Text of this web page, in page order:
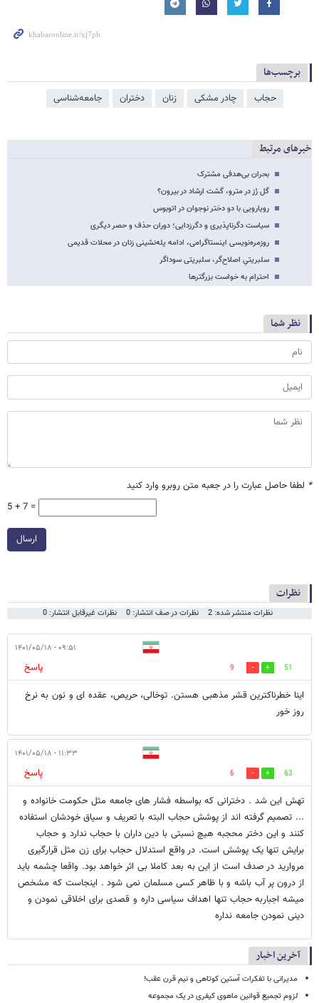
برچسب‌ها
حجاب چادر مشکی زنان دختران جامعه‌شناسی
خبرهای مرتبط
بحران بی‌هدفی مشترک
گل رُز در مترو، گشت ارشاد در بیرون؟
رویارویی با دو دختر نوجوان در اتوبوس
سیاست دگرناپذیری و دگرزدایی؛ دوران حذف و حصر دیگری
روزمره‌نویسی اینستاگرامی، ادامه پله‌نشینی زنان در محلات قدیمی
سلبریتیِ اصلاح‌گر، سلبریتی سوداگر
احترام به خواست بزرگترها
نظر شما
* لطفا حاصل عبارت را در جعبه متن روبرو وارد کنید
5 + 7 =
ارسال
نظرات
نظرات منتشر شده: 2 نظرات در صف انتشار: 0 نظرات غیرقابل انتشار: 0
۰۹:۵۱ - ۱۴۰۱/۰۵/۱۸
51
9
پاسخ
اینا خطرناکترین قشر مذهبی هستن. توخالی، حریص، عقده ای و نون به نرخ
روز خور
۱۱:۳۳ - ۱۴۰۱/۰۵/۱۸
63
6
پاسخ
تهش این شد . دخترانی که بواسطه فشار های جامعه مثل حکومت خانواده و
... تصمیم گرفته اند از پوشش حجاب البته با تعریف و سیاق خودشان استفاده
کنند و این دختر محجبه هیچ نسبتی با دین داران با حجاب ندارد و حجاب
برایش تنها یک پوشش است. در واقع استدلال حجاب برای زن مثل قرارگیری
مروارید در صدف است از این به بعد کاملا بی اثر خواهد بود. واقعا چشمه باید
از درون پر آب باشه و با ظاهر کسی مسلمان نمی شود . اینجاست که مشخص
میشه اجباربه حجاب تنها اهداف سیاسی داره و قصدی برای اخلاقی نمودن و
دینی نمودن جامعه نداره
آخرین اخبار
مدیرانی با تفکرات آستین کوتاهی و نیم قرن عقب!
لزوم تجمیع قوانین ماهوی کیفری در یک مجموعه